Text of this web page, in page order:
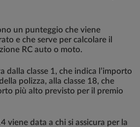
un punteggio che viene
e che serve per calcolare il
RC auto o moto.
dalla classe 1, che indica l’importo
polizza, alla classe 18, che
più alto previsto per il premio
viene data a chi si assicura per la